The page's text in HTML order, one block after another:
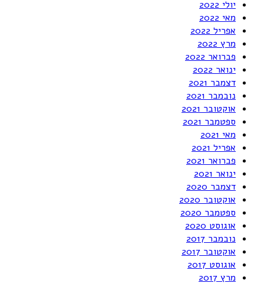
יולי 2022
מאי 2022
אפריל 2022
מרץ 2022
פברואר 2022
ינואר 2022
דצמבר 2021
נובמבר 2021
אוקטובר 2021
ספטמבר 2021
מאי 2021
אפריל 2021
פברואר 2021
ינואר 2021
דצמבר 2020
אוקטובר 2020
ספטמבר 2020
אוגוסט 2020
נובמבר 2017
אוקטובר 2017
אוגוסט 2017
מרץ 2017